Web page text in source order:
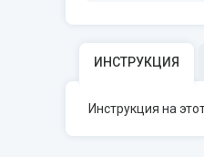
ИНСТРУКЦИЯ
Инструкция на